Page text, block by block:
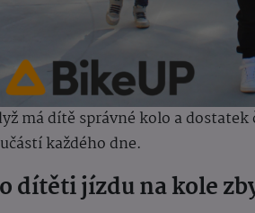
má dítě správné kolo a
každého dne.
dítěti jízdu na kole